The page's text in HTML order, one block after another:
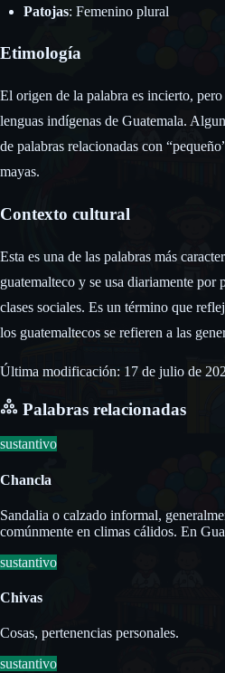
Patojas: Femenino plural
Etimología
El origen de la palabra es incierto,
lenguas indígenas de Guatemala.
de palabras relacionadas con
mayas.
Contexto cultural
Esta es una de las palabras más
guatemalteco y se usa diariamente por
clases sociales. Es un término que
los guatemaltecos se refieren a las
Última modificación: 17 de julio de
Palabras relacionadas
sustantivo
Chancla
Sandalia o calzado informal,
comúnmente en climas cálidos. En
chancla como un medio de disciplina.
sustantivo
Chivas
Cosas, pertenencias personales.
sustantivo